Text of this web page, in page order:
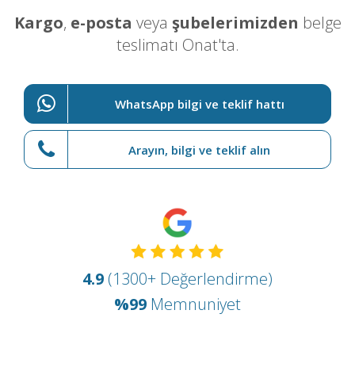
Kargo, e-posta veya şubelerimizden belge
teslimatı Onat'ta.
WhatsApp bilgi ve teklif hattı
Arayın, bilgi ve teklif alın
4.9 (1300+ Değerlendirme)
%99 Memnuniyet